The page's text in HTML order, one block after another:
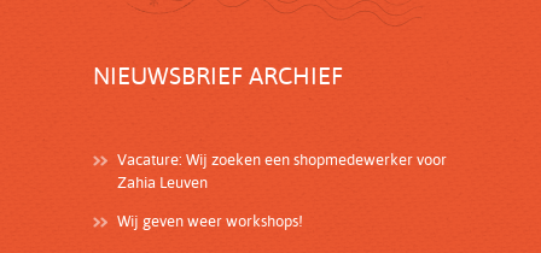
NIEUWSBRIEF ARCHIEF
Vacature: Wij zoeken een shopmedewerker voor
Zahia Leuven
Wij geven weer workshops!